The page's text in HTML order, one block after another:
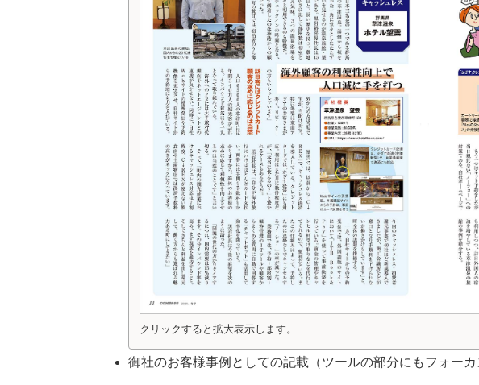
クリックすると拡大表示します。
御社のお客様事例としての記載（ツールの部分にもフォーカ